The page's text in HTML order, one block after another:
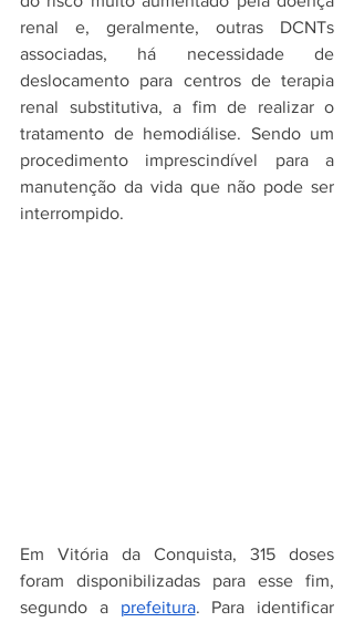
renal e, geralmente, outras DCNTs
associadas, há necessidade de
deslocamento para centros de terapia
renal substitutiva, a fim de realizar o
tratamento de hemodiálise. Sendo um
procedimento imprescindível para a
manutenção da vida que não pode ser
interrompido.
Em Vitória da Conquista, 315 doses
foram disponibilizadas para esse fim,
segundo a prefeitura. Para identificar